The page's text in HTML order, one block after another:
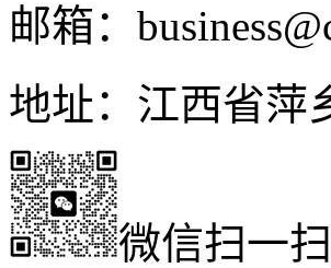
邮箱：
地址：江西省萍
微信扫一